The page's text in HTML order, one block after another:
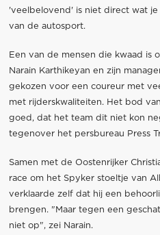
'veelbelovend' is niet direct wat je
van de autosport.
Een van de mensen die kwaad is
Narain Karthikeyan en zijn
gekozen voor een coureur met
met rijderskwaliteiten. Het bod
goed, dat het team dit niet kon
tegenover het persbureau Press
Samen met de Oostenrijker
race om het Spyker stoeltje van
verklaarde zelf dat hij een
brengen. "Maar tegen een
niet op", zei Narain.